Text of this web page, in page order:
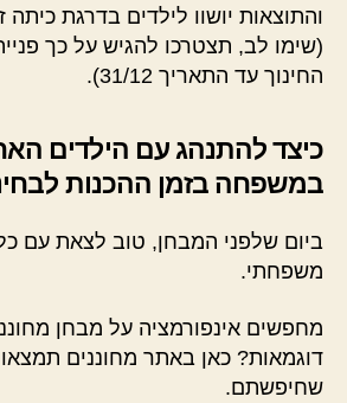
והתוצאות יושוו לילדים בדרגת כיתה
(שימו לב, תצטרכו להגיש על כך
החינוך עד התאריך 31/12).
כיצד להתנהג עם הילדים
במשפחה בזמן ההכנות
ביום שלפני המבחן, טוב לצאת עם
משפחתי.
מחפשים אינפורמציה על מבחן
דוגמאות? כאן באתר מחוננים
שחיפשתם.